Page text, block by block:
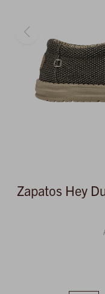
Zapatos Hey